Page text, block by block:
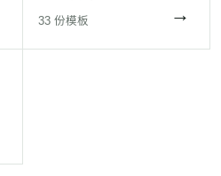
33 份模板 →